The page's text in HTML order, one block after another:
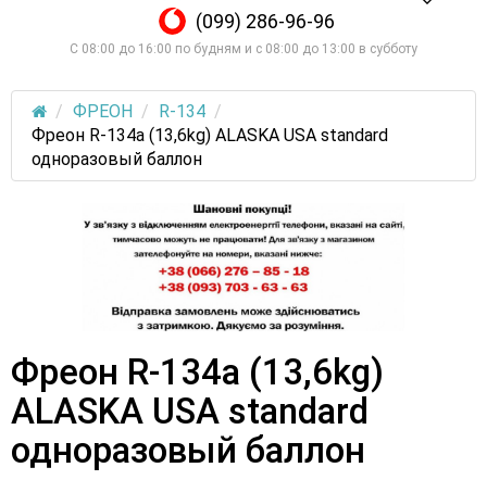
(099) 286-96-96
С 08:00 до 16:00 по будням и с 08:00 до 13:00 в субботу
ФРЕОН
R-134
Фреон R-134а (13,6kg) ALASKA USA standard
одноразовый баллон
Фреон R-134а (13,6kg)
ALASKA USA standard
одноразовый баллон